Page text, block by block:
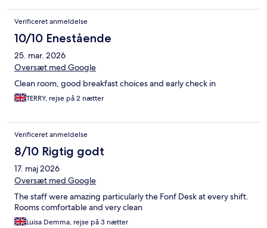
Verificeret anmeldelse
10/10 Enestående
25. mar. 2026
Oversæt med Google
Clean room, good breakfast choices and early check in
TERRY, rejse på 2 nætter
Verificeret anmeldelse
8/10 Rigtig godt
17. maj 2026
Oversæt med Google
The staff were amazing particularly the Fonf Desk at every shift.
Rooms comfortable and very clean
Luisa Demma, rejse på 3 nætter